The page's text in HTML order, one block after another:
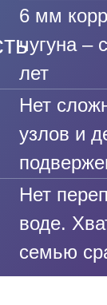
6 мм
чугуна –
лет
Нет
узлов и
Нет
воде.
семью